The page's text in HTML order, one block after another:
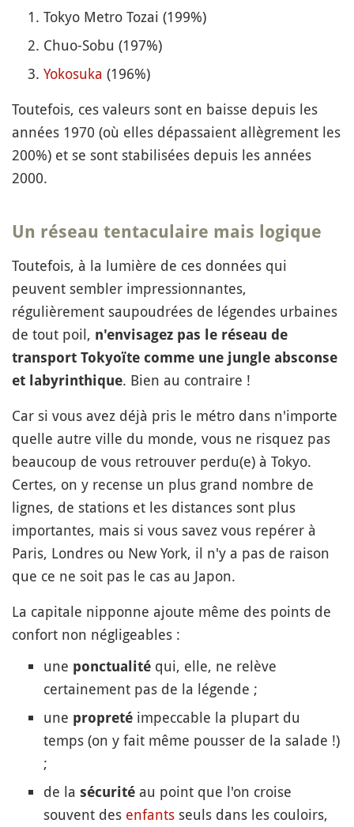
Tokyo Metro Tozai (199%)
Chuo-Sobu (197%)
Yokosuka (196%)
Toutefois, ces valeurs sont en baisse depuis les
années 1970 (où elles dépassaient allègrement les
200%) et se sont stabilisées depuis les années
2000.
Un réseau tentaculaire mais logique
Toutefois, à la lumière de ces données qui
peuvent sembler impressionnantes,
régulièrement saupoudrées de légendes urbaines
de tout poil, n'envisagez pas le réseau de
transport Tokyoïte comme une jungle absconse
et labyrinthique. Bien au contraire !
Car si vous avez déjà pris le métro dans n'importe
quelle autre ville du monde, vous ne risquez pas
beaucoup de vous retrouver perdu(e) à Tokyo.
Certes, on y recense un plus grand nombre de
lignes, de stations et les distances sont plus
importantes, mais si vous savez vous repérer à
Paris, Londres ou New York, il n'y a pas de raison
que ce ne soit pas le cas au Japon.
La capitale nipponne ajoute même des points de
confort non négligeables :
une ponctualité qui, elle, ne relève
certainement pas de la légende ;
une propreté impeccable la plupart du
temps (on y fait même pousser de la salade !)
;
de la sécurité au point que l'on croise
souvent des enfants seuls dans les couloirs,